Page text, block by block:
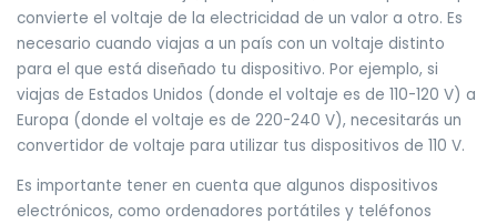
convierte el voltaje de la electricidad de un valor a otro. Es
necesario cuando viajas a un país con un voltaje distinto
para el que está diseñado tu dispositivo. Por ejemplo, si
viajas de Estados Unidos (donde el voltaje es de 110-120 V) a
Europa (donde el voltaje es de 220-240 V), necesitarás un
convertidor de voltaje para utilizar tus dispositivos de 110 V.
Es importante tener en cuenta que algunos dispositivos
electrónicos, como ordenadores portátiles y teléfonos